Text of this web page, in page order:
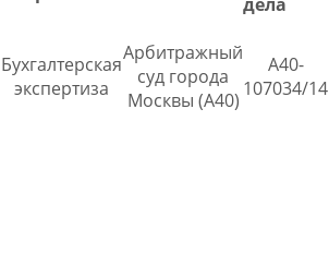
Бухгалтерская
экспертиза
Арбитражный
суд города
Москвы (А40)
А40-
107034/14